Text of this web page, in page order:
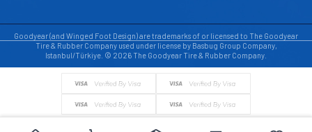
Goodyear (and Winged Foot Design) are trademarks of or licensed to The Goodyear
Tire & Rubber Company used under license by Basbug Group Company,
Istanbul/Türkiye. © 2026 The Goodyear Tire & Rubber Company.